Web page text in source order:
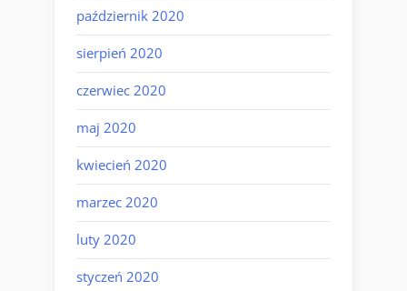
październik 2020
sierpień 2020
czerwiec 2020
maj 2020
kwiecień 2020
marzec 2020
luty 2020
styczeń 2020